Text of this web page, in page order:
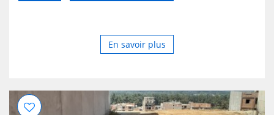
En savoir plus